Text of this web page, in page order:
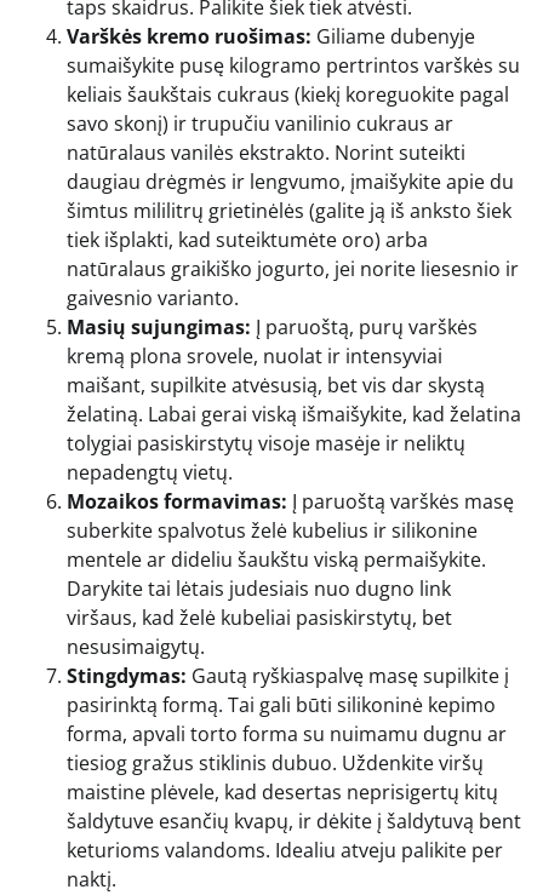
taps skaidrus. Palikite šiek tiek atvėsti.
Varškės kremo ruošimas: Giliame dubenyje
sumaišykite pusę kilogramo pertrintos varškės su
keliais šaukštais cukraus (kiekį koreguokite pagal
savo skonį) ir trupučiu vanilinio cukraus ar
natūralaus vanilės ekstrakto. Norint suteikti
daugiau drėgmės ir lengvumo, įmaišykite apie du
šimtus mililitrų grietinėlės (galite ją iš anksto šiek
tiek išplakti, kad suteiktumėte oro) arba
natūralaus graikiško jogurto, jei norite liesesnio ir
gaivesnio varianto.
Masių sujungimas: Į paruoštą, purų varškės
kremą plona srovele, nuolat ir intensyviai
maišant, supilkite atvėsusią, bet vis dar skystą
želatiną. Labai gerai viską išmaišykite, kad želatina
tolygiai pasiskirstytų visoje masėje ir neliktų
nepadengtų vietų.
Mozaikos formavimas: Į paruoštą varškės masę
suberkite spalvotus želė kubelius ir silikonine
mentele ar dideliu šaukštu viską permaišykite.
Darykite tai lėtais judesiais nuo dugno link
viršaus, kad želė kubeliai pasiskirstytų, bet
nesusimaigytų.
Stingdymas: Gautą ryškiaspalvę masę supilkite į
pasirinktą formą. Tai gali būti silikoninė kepimo
forma, apvali torto forma su nuimamu dugnu ar
tiesiog gražus stiklinis dubuo. Uždenkite viršų
maistine plėvele, kad desertas neprisigertų kitų
šaldytuve esančių kvapų, ir dėkite į šaldytuvą bent
keturioms valandoms. Idealiu atveju palikite per
naktį.